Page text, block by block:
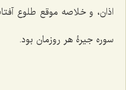
اذان، و خلاصه موقع طلوع
سوره جیرۀ هر روزمان بود.